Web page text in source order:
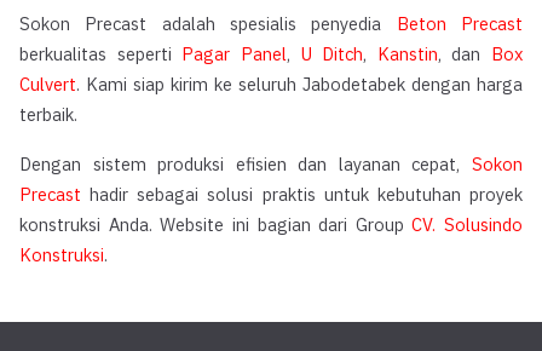
Sokon Precast adalah spesialis penyedia Beton Precast
berkualitas seperti Pagar Panel, U Ditch, Kanstin, dan Box
Culvert. Kami siap kirim ke seluruh Jabodetabek dengan harga
terbaik.
Dengan sistem produksi efisien dan layanan cepat, Sokon
Precast hadir sebagai solusi praktis untuk kebutuhan proyek
konstruksi Anda. Website ini bagian dari GroupCV. Solusindo
Konstruksi.